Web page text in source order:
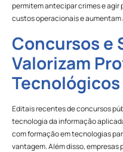
permitem antecipar crimes e agir
custos operacionais e
Concursos e
Valorizam
Tecnológicos
Editais recentes de concursos
tecnologia da informação
com formação em tecnologias
vantagem. Além disso,